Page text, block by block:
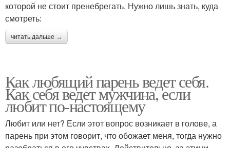
которой не стоит пренебрегать. Нужно лишь знать, куда
смотреть:
читать дальше →
Как любящий парень ведет себя.
Как себя ведет мужчина, если
любит по-настоящему
Любит или нет? Если этот вопрос возникает в голове, а
парень при этом говорит, что обожает меня, тогда нужно